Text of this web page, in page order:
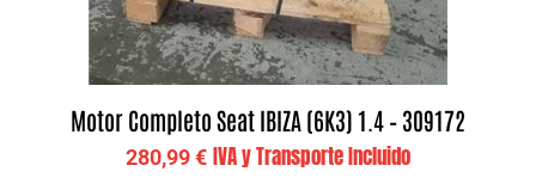
Motor Completo Seat IBIZA (6K3) 1.4 – 309172
280,99€ IVA y Transporte Incluido